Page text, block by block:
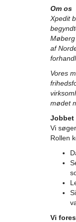
Om os
Xpedit
af
Vores
mødet
Jobbet
Vi
Rollen
Vi